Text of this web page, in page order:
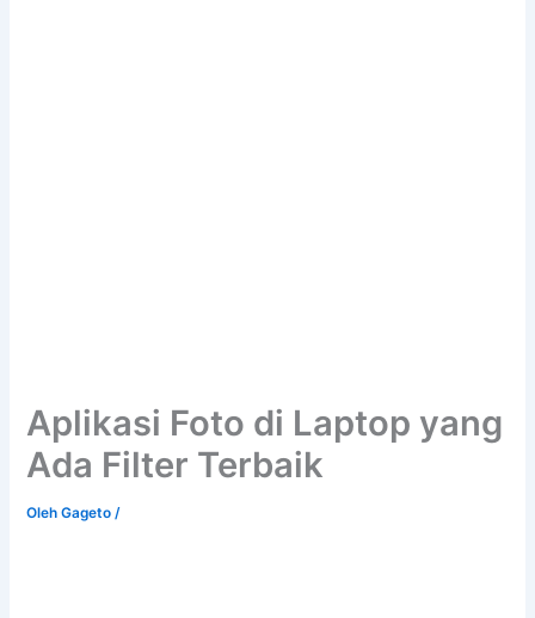
Aplikasi Foto di Laptop yang
Ada Filter Terbaik
OlehGageto/